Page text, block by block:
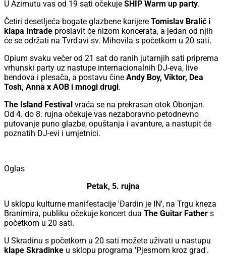
U Azimutu vas od 19 sati očekuje SHIP Warm up party.
Četiri desetljeća bogate glazbene karijere Tomislav Bralić i
klapa Intrade proslavit će nizom koncerata, a jedan od njih
će se održati na Tvrđavi sv. Mihovila s početkom u 20 sati.
Opium svaku večer od 21 sat do ranih jutarnjih sati priprema
vrhunski party uz nastupe internacionalnih DJ-eva, live
bendova i plesača, a postavu čine Andy Boy, Viktor, Dea
Tosh, Anna x AOB i mnogi drugi.
The Island Festival vraća se na prekrasan otok Obonjan.
Od 4. do 8. rujna očekuje vas nezaboravno petodnevno
putovanje puno glazbe, opuštanja i avanture, a nastupit će
poznatih DJ-evi i umjetnici.
Oglas
Petak, 5. rujna
U sklopu kulturne manifestacije 'Đardin je IN', na Trgu kneza
Branimira, publiku očekuje koncert dua The Guitar Father s
početkom u 20 sati.
U Skradinu s početkom u 20 sati možete uživati u nastupu
klape Skradinke u sklopu programa 'Pjesmom kroz grad'.